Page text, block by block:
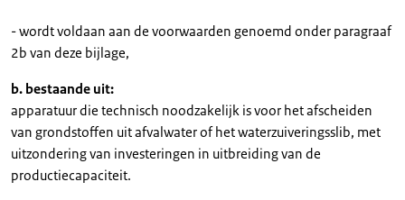
- wordt voldaan aan de voorwaarden genoemd onder paragraaf
2b van deze bijlage,
b. bestaande uit:
apparatuur die technisch noodzakelijk is voor het afscheiden
van grondstoffen uit afvalwater of het waterzuiveringsslib, met
uitzondering van investeringen in uitbreiding van de
productiecapaciteit.